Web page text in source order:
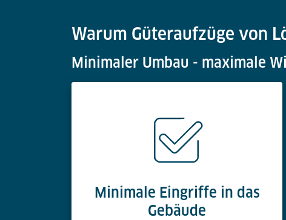
Warum Güteraufzüge von
Minimaler Umbau - maximale
Minimale Eingriffe in das
Gebäude